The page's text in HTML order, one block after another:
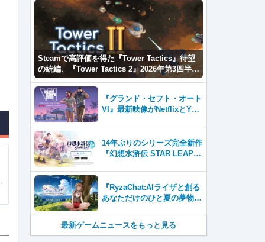
Steamで高評価を得た『Tower Tactics』待望
の続編、『Tower Tactics 2』2026年第3四半期
に早期アクセス開始
『グランド・セフト・オート
VI』最新映像がNetflixとYou
14年ぶりのシリーズ完全新作
『幻想水滸伝 STAR LEAP』
『RyzaChat:AIライザと創る
あなただけのひと夏の夢物
自由な冒険を進めていくシス
テムはこれまでにない新鮮な
最新ゲームニュースをもっと見る